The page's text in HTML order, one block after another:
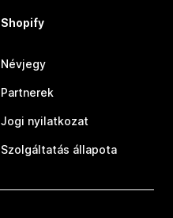
Shopify
Névjegy
Partnerek
Jogi nyilatkozat
Szolgáltatás állapota